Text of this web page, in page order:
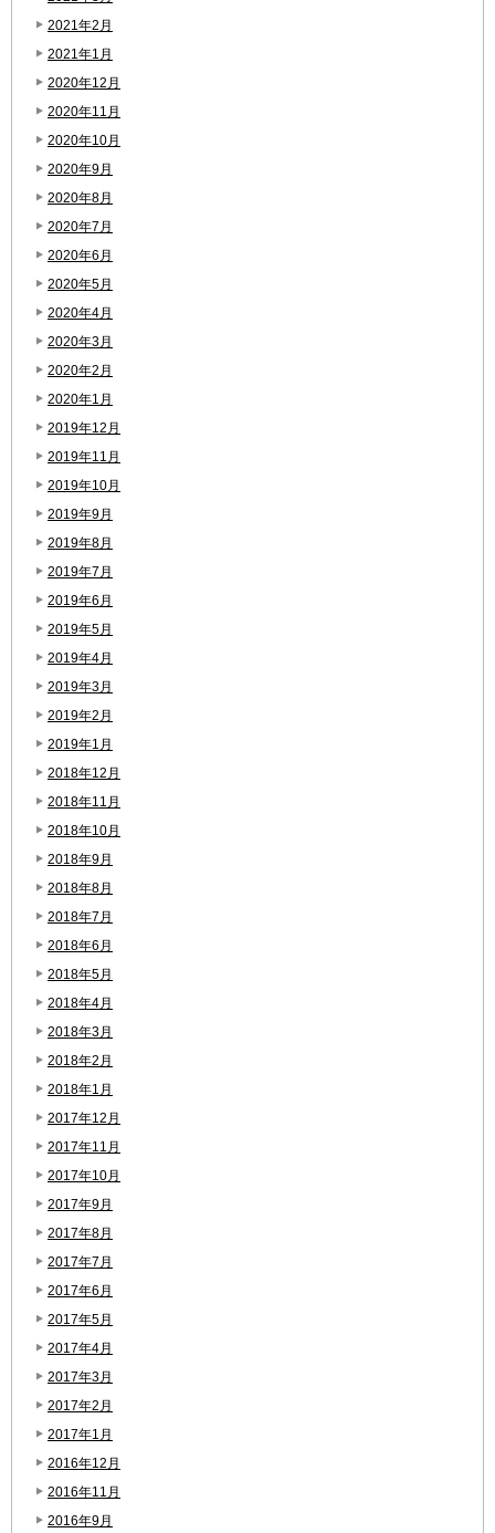
2021年2月
2021年1月
2020年12月
2020年11月
2020年10月
2020年9月
2020年8月
2020年7月
2020年6月
2020年5月
2020年4月
2020年3月
2020年2月
2020年1月
2019年12月
2019年11月
2019年10月
2019年9月
2019年8月
2019年7月
2019年6月
2019年5月
2019年4月
2019年3月
2019年2月
2019年1月
2018年12月
2018年11月
2018年10月
2018年9月
2018年8月
2018年7月
2018年6月
2018年5月
2018年4月
2018年3月
2018年2月
2018年1月
2017年12月
2017年11月
2017年10月
2017年9月
2017年8月
2017年7月
2017年6月
2017年5月
2017年4月
2017年3月
2017年2月
2017年1月
2016年12月
2016年11月
2016年9月